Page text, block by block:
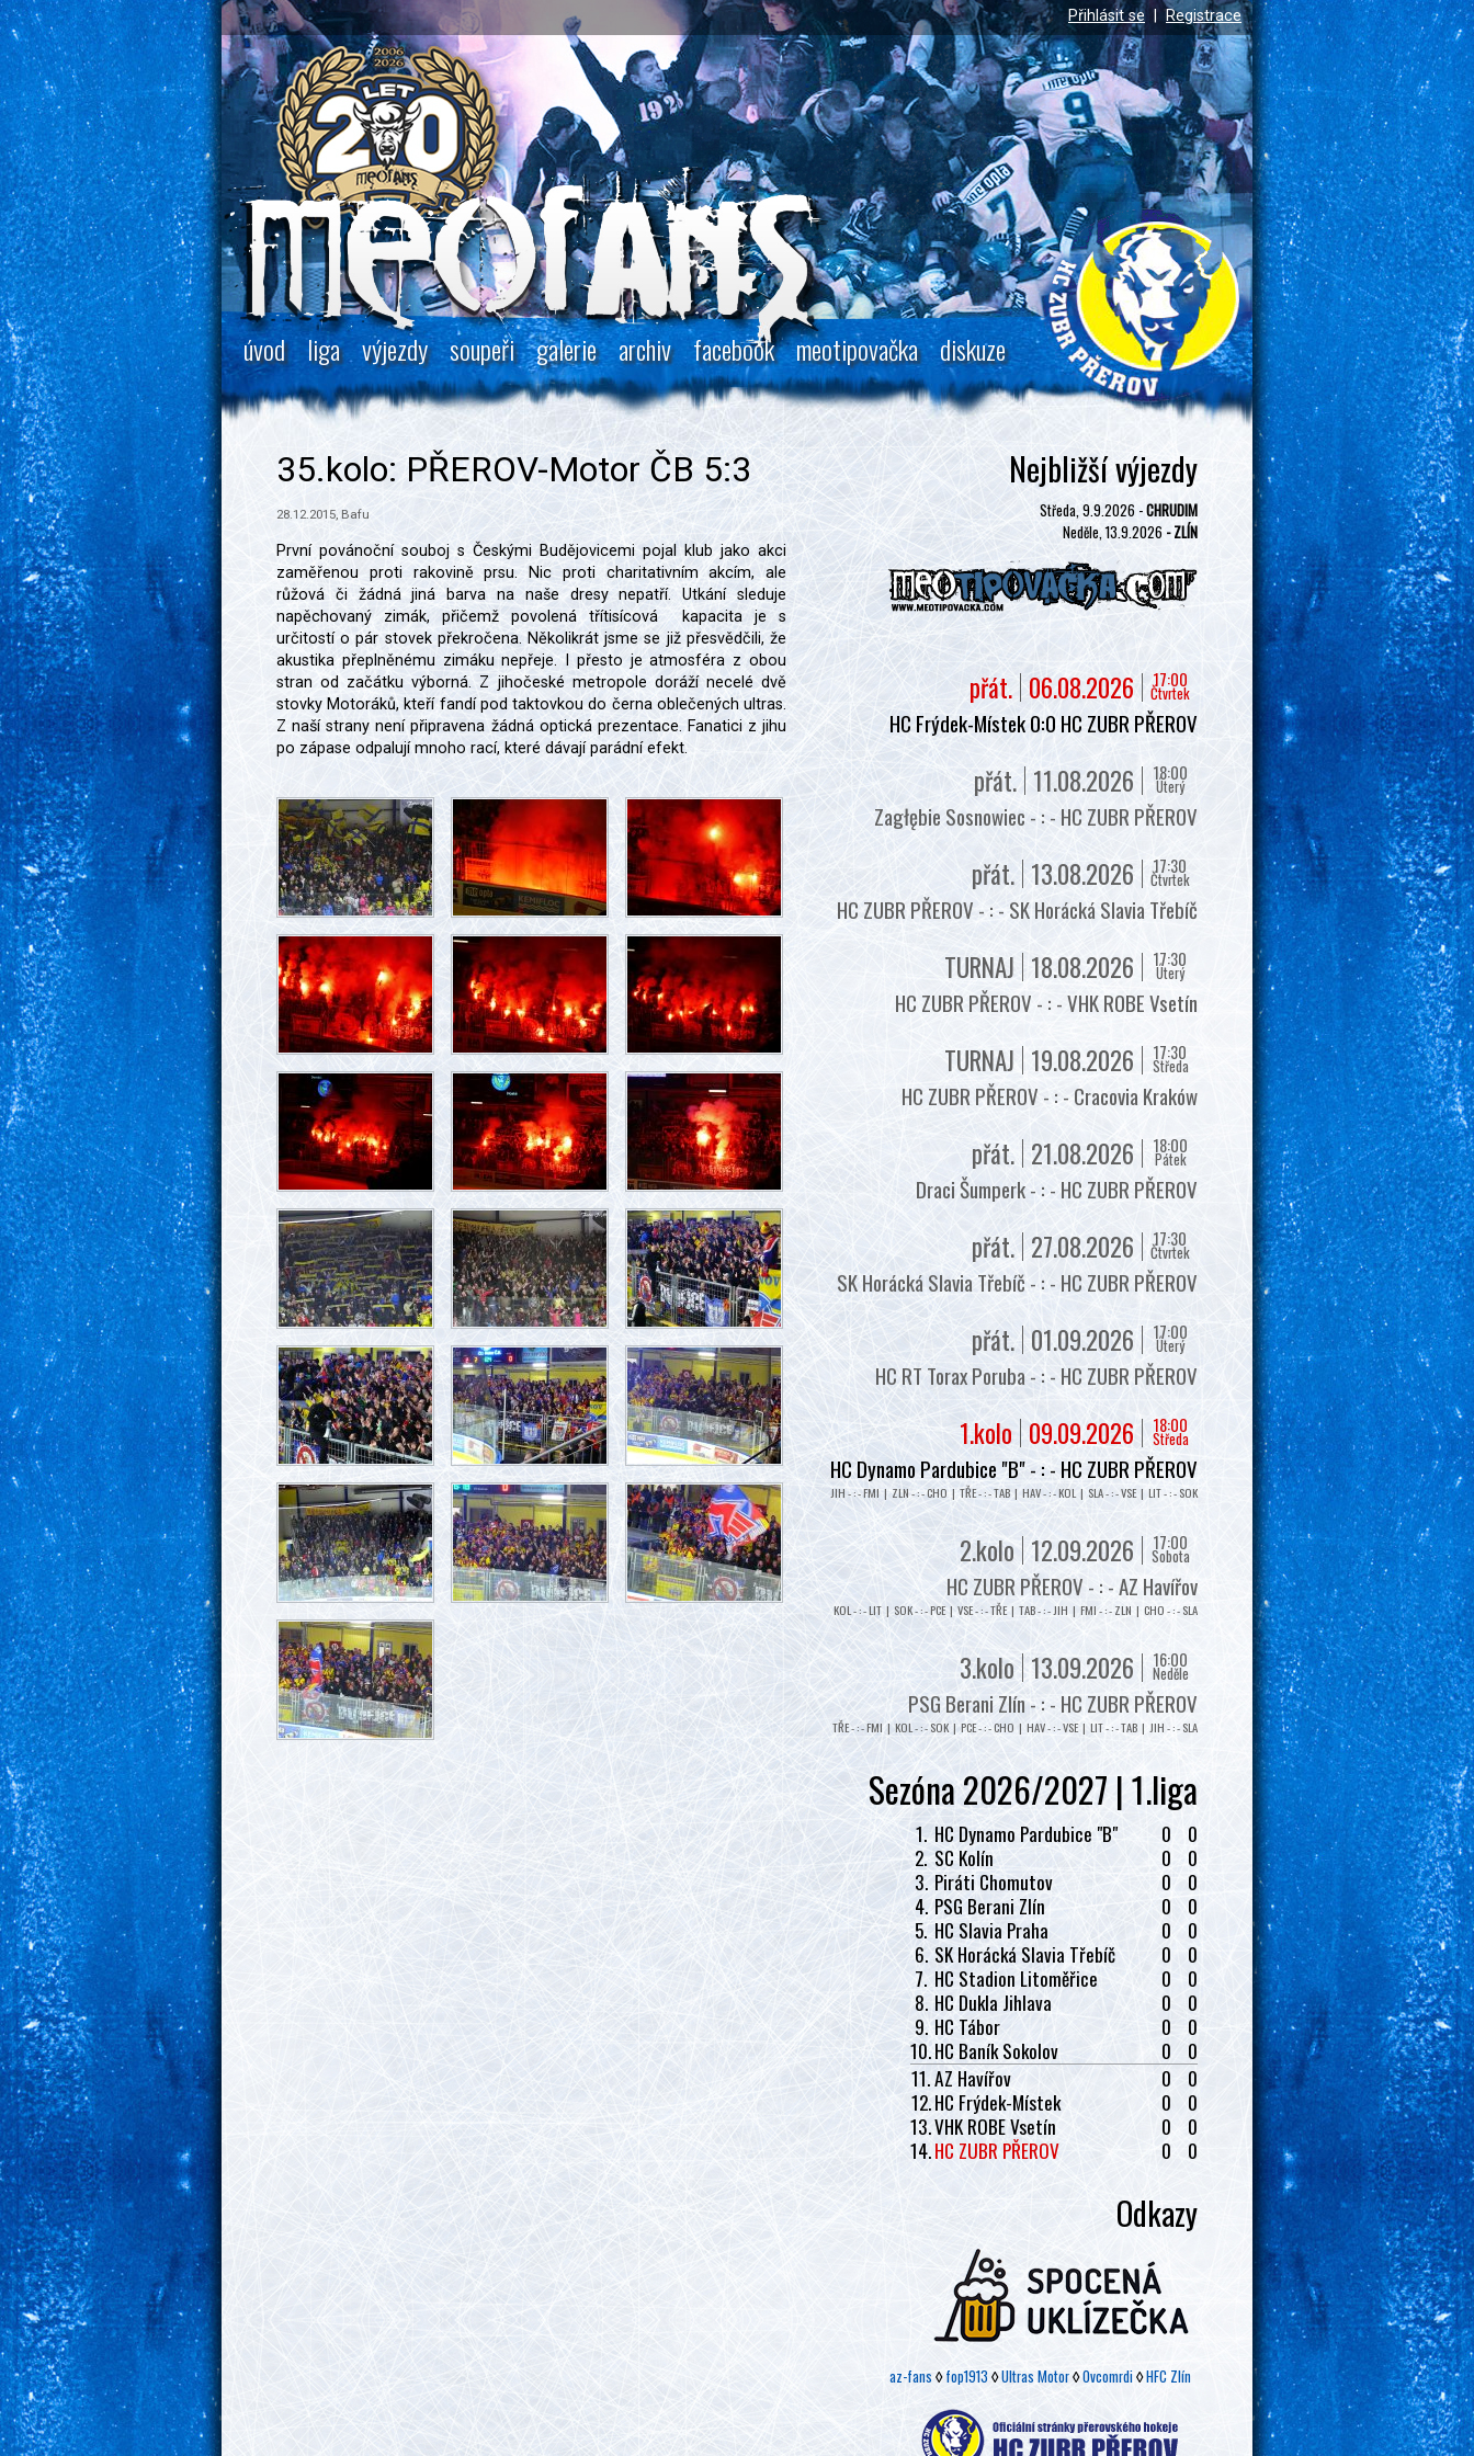
Přihlásit se Registrace
úvod liga výjezdy soupeři galerie archiv facebook meotipovačka diskuze
35.kolo: PŘEROV-Motor ČB 5:3
28.12.2015, Bafu
První povánoční souboj s Českými Budějovicemi pojal klub jako akci
zaměřenou proti rakovině prsu. Nic proti charitativním akcím, ale
růžová či žádná jiná barva na naše dresy nepatří. Utkání sleduje
napěchovaný zimák, přičemž povolená třítisícová kapacita je s
určitostí o pár stovek překročena. Několikrát jsme se již přesvědčili, že
akustika přeplněnému zimáku nepřeje. I přesto je atmosféra z obou
stran od začátku výborná. Z jihočeské metropole doráží necelé dvě
stovky Motoráků, kteří fandí pod taktovkou do černa oblečených ultras.
Z naší strany není připravena žádná optická prezentace. Fanatici z jihu
po zápase odpalují mnoho rací, které dávají parádní efekt.
Nejbližší výjezdy
Středa, 9.9.2026 -CHRUDIM
Neděle, 13.9.2026 - ZLÍN
17:00
Čtvrtek
06.08.2026
přát.
HC Frýdek-Místek 0:0 HC ZUBR PŘEROV
18:00
Úterý
11.08.2026
přát.
Zagłębie Sosnowiec - : - HC ZUBR PŘEROV
17:30
Čtvrtek
13.08.2026
přát.
HC ZUBR PŘEROV - : - SK Horácká Slavia Třebíč
17:30
Úterý
18.08.2026
TURNAJ
HC ZUBR PŘEROV - : - VHK ROBE Vsetín
17:30
Středa
19.08.2026
TURNAJ
HC ZUBR PŘEROV - : - Cracovia Kraków
18:00
Pátek
21.08.2026
přát.
Draci Šumperk - : - HC ZUBR PŘEROV
17:30
Čtvrtek
27.08.2026
přát.
SK Horácká Slavia Třebíč - : - HC ZUBR PŘEROV
17:00
Úterý
01.09.2026
přát.
HC RT Torax Poruba - : - HC ZUBR PŘEROV
18:00
Středa
09.09.2026
1.kolo
HC Dynamo Pardubice "B" - : - HC ZUBR PŘEROV
JIH - : - FMI | ZLN - : - CHO | TŘE - : - TAB | HAV - : - KOL | SLA - : - VSE | LIT - : - SOK
17:00
Sobota
12.09.2026
2.kolo
HC ZUBR PŘEROV - : - AZ Havířov
KOL - : - LIT | SOK - : - PCE | VSE - : - TŘE | TAB - : - JIH | FMI - : - ZLN | CHO - : - SLA
16:00
Neděle
13.09.2026
3.kolo
PSG Berani Zlín - : - HC ZUBR PŘEROV
TŘE - : - FMI | KOL - : - SOK | PCE - : - CHO | HAV - : - VSE | LIT - : - TAB | JIH - : - SLA
Sezóna 2026/2027 | 1.liga
1. HC Dynamo Pardubice "B" 0
0
2. SC Kolín 0
0
3. Piráti Chomutov 0
0
4. PSG Berani Zlín 0
0
5. HC Slavia Praha 0
0
6. SK Horácká Slavia Třebíč 0
0
7. HC Stadion Litoměřice 0
0
8. HC Dukla Jihlava 0
0
9. HC Tábor 0
0
10.HC Baník Sokolov 0
0
11.AZ Havířov 0
0
12.HC Frýdek-Místek 0
0
13.VHK ROBE Vsetín 0
0
14.HC ZUBR PŘEROV 0 0
Odkazy
az-fans ◊fop1913 ◊Ultras Motor◊Ovcomrdi◊HFC Zlín